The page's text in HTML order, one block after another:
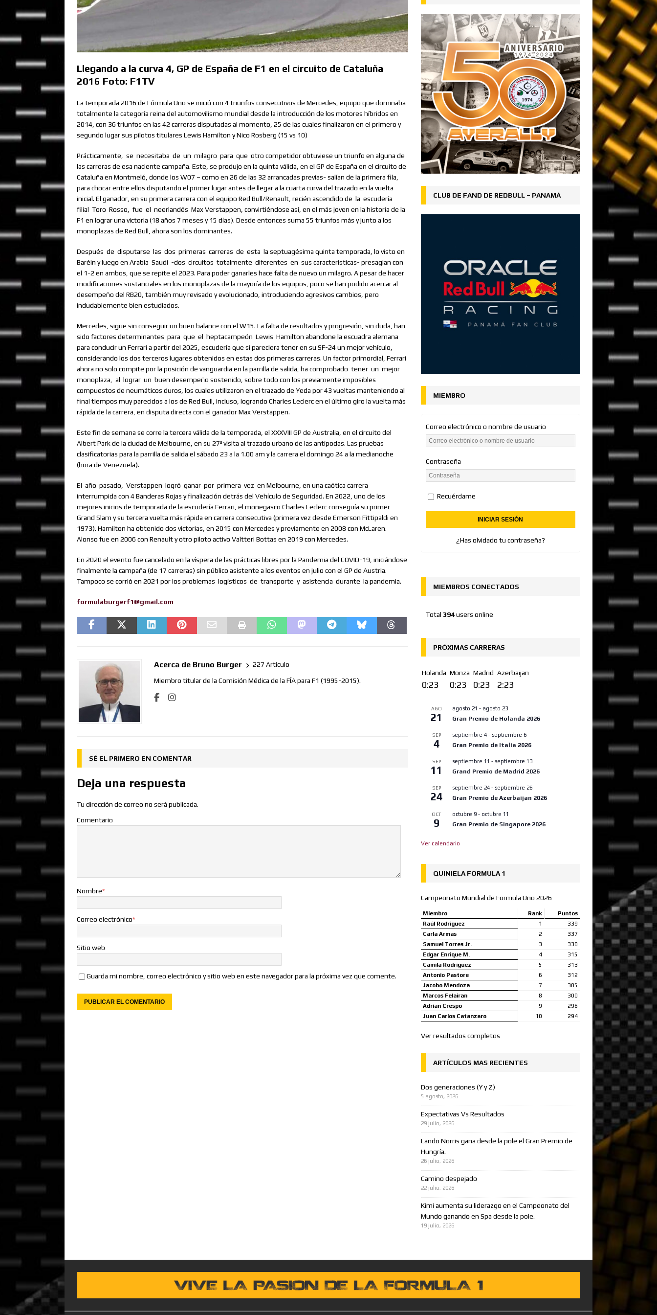
Llegando a la curva 4, GP de España de F1 en el circuito de Cataluña
2016 Foto: F1TV
La temporada 2016 de Fórmula Uno se inició con 4 triunfos consecutivos de Mercedes, equipo que dominaba
totalmente la categoría reina del automovilismo mundial desde la introducción de los motores híbridos en
2014, con 36 triunfos en las 42 carreras disputadas al momento, 25 de las cuales finalizaron en el primero y
segundo lugar sus pilotos titulares Lewis Hamilton y Nico Rosberg (15 vs 10)
Prácticamente, se necesitaba de un milagro para que otro competidor obtuviese un triunfo en alguna de
las carreras de esa naciente campaña. Este, se produjo en la quinta válida, en el GP de España en el circuito de
Cataluña en Montmeló, donde los W07 – como en 26 de las 32 arrancadas previas- salían de la primera fila,
para chocar entre ellos disputando el primer lugar antes de llegar a la cuarta curva del trazado en la vuelta
inicial. El ganador, en su primera carrera con el equipo Red Bull/Renault, recién ascendido de la escudería
filial Toro Rosso, fue el neerlandés Max Verstappen, convirtiéndose así, en el más joven en la historia de la
F1 en lograr una victoria (18 años 7 meses y 15 días). Desde entonces suma 55 triunfos más y junto a los
monoplazas de Red Bull, ahora son los dominantes.
Después de disputarse las dos primeras carreras de esta la septuagésima quinta temporada, lo visto en
Baréin y luego en Arabia Saudí -dos circuitos totalmente diferentes en sus características- presagian con
el 1-2 en ambos, que se repite el 2023. Para poder ganarles hace falta de nuevo un milagro. A pesar de hacer
modificaciones sustanciales en los monoplazas de la mayoría de los equipos, poco se han podido acercar al
desempeño del RB20, también muy revisado y evolucionado, introduciendo agresivos cambios, pero
indudablemente bien estudiados.
Mercedes, sigue sin conseguir un buen balance con el W15. La falta de resultados y progresión, sin duda, han
sido factores determinantes para que el heptacampeón Lewis Hamilton abandone la escuadra alemana
para conducir un Ferrari a partir del 2025, escudería que si pareciera tener en su SF-24 un mejor vehículo,
considerando los dos terceros lugares obtenidos en estas dos primeras carreras. Un factor primordial, Ferrari
ahora no solo compite por la posición de vanguardia en la parrilla de salida, ha comprobado tener un mejor
monoplaza,
al lograr un buen desempeño sostenido, sobre todo con los previamente imposibles
compuestos de neumáticos duros, los cuales utilizaron en el trazado de Yeda por 43 vueltas manteniendo al
final tiempos muy parecidos a los de Red Bull, incluso, logrando Charles Leclerc en el último giro la vuelta más
rápida de la carrera, en disputa directa con el ganador Max Verstappen.
Este fin de semana se corre la tercera válida de la temporada, el XXXVIII GP de Australia, en el circuito del
Albert Park de la ciudad de Melbourne, en su 27ª visita al trazado urbano de las antípodas. Las pruebas
clasificatorias para la parrilla de salida el sábado 23 a la 1.00 am y la carrera el domingo 24 a la medianoche
(hora de Venezuela).
El año pasado, Verstappen logró ganar por primera vez en Melbourne, en una caótica carrera
interrumpida con 4 Banderas Rojas y finalización detrás del Vehículo de Seguridad. En 2022, uno de los
mejores inicios de temporada de la escudería Ferrari, el monegasco Charles Leclerc conseguía su primer
Grand Slam y su tercera vuelta más rápida en carrera consecutiva (primera vez desde Emerson Fittipaldi en
1973). Hamilton ha obtenido dos victorias, en 2015 con Mercedes y previamente en 2008 con McLaren.
Alonso fue en 2006 con Renault y otro piloto activo Valtteri Bottas en 2019 con Mercedes.
En 2020 el evento fue cancelado en la víspera de las prácticas libres por la Pandemia del COVID-19, iniciándose
finalmente la campaña (de 17 carreras) sin público asistente a los eventos en julio con el GP de Austria.
Tampoco se corrió en 2021 por los problemas logísticos de transporte y asistencia durante la pandemia.
formulaburgerf1@gmail.com
Acerca de Bruno Burger 227 Artículo
Miembro titular de la Comisión Médica de la FÍA para F1 (1995-2015).
SÉ EL PRIMERO EN COMENTAR
Deja una respuesta
Tu dirección de correo no será publicada.
Comentario
Nombre*
Correo electrónico*
Sitio web
Guarda mi nombre, correo electrónico y sitio web en este navegador para la próxima vez que comente.
CLUB DE FAND DE REDBULL – PANAMÁ
MIEMBRO
Correo electrónico o nombre de usuario
Contraseña
Recuérdame
¿Has olvidado tu contraseña?
MIEMBROS CONECTADOS
Total 394users online
PRÓXIMAS CARRERAS
Holanda
0:23
Monza
0:23
Madrid
0:23
Azerbaijan
2:23
AGO
21
agosto 21 - agosto 23
Gran Premio de Holanda 2026
SEP
4
septiembre 4- septiembre 6
Gran Premio de Italia 2026
SEP
11
septiembre 11 - septiembre 13
Grand Premio de Madrid 2026
SEP
24
septiembre 24- septiembre 26
Gran Premio de Azerbaijan 2026
OCT
9
octubre 9- octubre 11
Gran Premio de Singapore 2026
Ver calendario
QUINIELA FORMULA 1
Campeonato Mundial de Formula Uno 2026
Miembro Rank
Puntos
Raúl Rodriguez
1
339
Carla Armas
2
337
Samuel Torres Jr.
3
330
Edgar Enrique M.
4
315
Camila Rodríguez
5
313
Antonio Pastore
6
312
Jacobo Mendoza
7
305
Marcos Felairan
8
300
Adrian Crespo
9
296
Juan Carlos Catanzaro
10 294
Ver resultados completos
ARTÍCULOS MAS RECIENTES
Dos generaciones (Y y Z)
5 agosto, 2026
Expectativas Vs Resultados
29 julio, 2026
Lando Norris gana desde la pole el Gran Premio de
Hungría.
26 julio, 2026
Camino despejado
22 julio, 2026
Kimi aumenta su liderazgo en el Campeonato del
Mundo ganando en Spa desde la pole.
19 julio, 2026